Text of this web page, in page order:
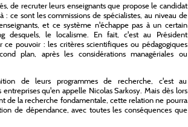
de recruter leurs enseignants que propose le candidat
: ce sont les commissions de spécialistes, au niveau de
et ce système n'échappe pas à un certain
desquels, le localisme. En fait, c'est au Président
pouvoir : les critères scientifiques ou pédagogiques
plan, après les considérations managériales ou
de leurs programmes de recherche, c'est au
qu'en appelle Nicolas Sarkosy. Mais dès lors
de la recherche fondamentale, cette relation ne pourra
de dépendance, avec toutes les conséquences que